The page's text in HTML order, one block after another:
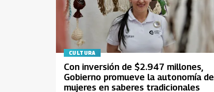
CULTURA
Con inversión de $2.947 millones,
Gobierno promueve la autonomía de
mujeres en saberes tradicionales